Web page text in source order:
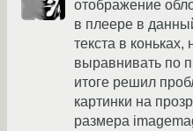
отображение
в плеере в
текста в
выравнивать по
итоге решил
картинки на
размера